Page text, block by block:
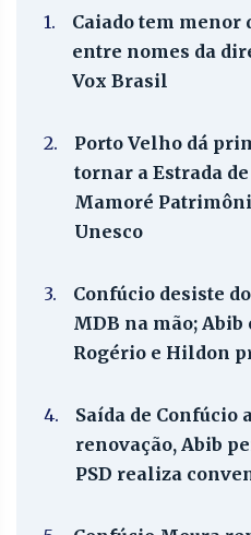
1.
Caiado tem menor
entre nomes da
Vox Brasil
2.
Porto Velho dá
tornar a Estrada
Mamoré
Unesco
3.
Confúcio desiste
MDB na mão; Abib
Rogério e Hildon
4.
Saída de Confúcio
renovação, Abib
PSD realiza